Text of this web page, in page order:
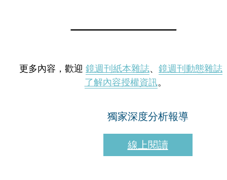
更多內容，歡迎 鏡週刊紙本雜誌、 鏡週刊動態雜誌
了解內容授權資訊。
獨家深度分析報導
線上閱讀